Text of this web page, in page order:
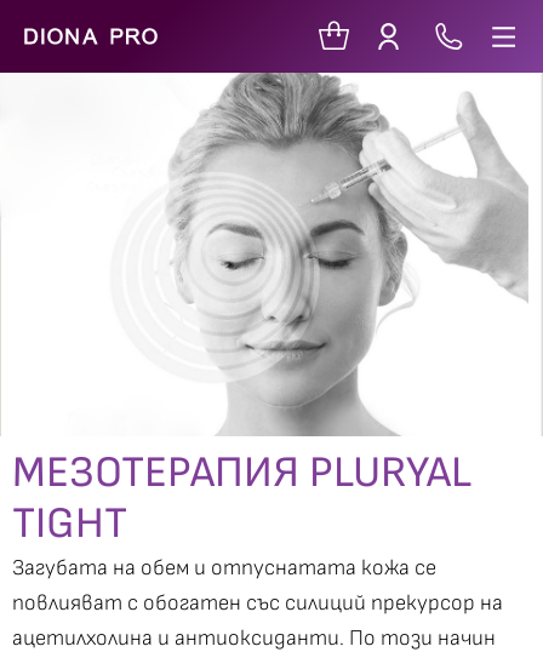
МЕЗОТЕРАПИЯ PLURYAL
TIGHT
Загубата на обем и отпуснатата кожа се
повлияват с обогатен със силиций прекурсор на
ацетилхолина и антиоксиданти. По този начин